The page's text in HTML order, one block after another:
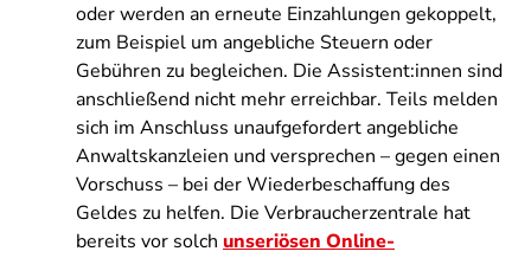
oder werden an erneute Einzahlungen gekoppelt,
zum Beispiel um angebliche Steuern oder
Gebühren zu begleichen. Die Assistent:innen sind
anschließend nicht mehr erreichbar. Teils melden
sich im Anschluss unaufgefordert angebliche
Anwaltskanzleien und versprechen – gegen einen
Vorschuss – bei der Wiederbeschaffung des
Geldes zu helfen. Die Verbraucherzentrale hat
bereits vor solch unseriösen Online-